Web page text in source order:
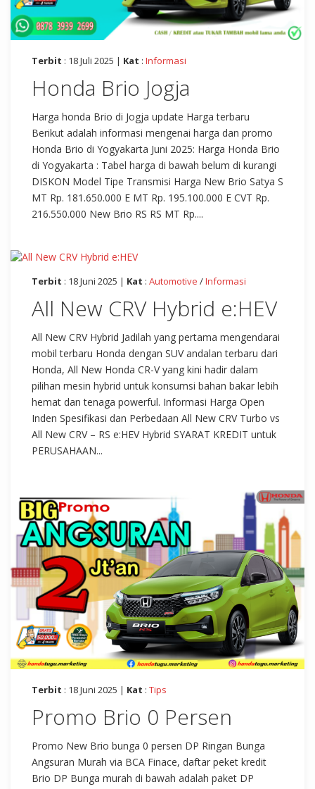
Terbit : 18 Juli 2025 | Kat : Informasi
Honda Brio Jogja
Harga honda Brio di Jogja update Harga terbaru
Berikut adalah informasi mengenai harga dan promo
Honda Brio di Yogyakarta Juni 2025: Harga Honda Brio
di Yogyakarta : Tabel harga di bawah belum di kurangi
DISKON Model Tipe Transmisi Harga New Brio Satya S
MT Rp. 181.650.000 E MT Rp. 195.100.000 E CVT Rp.
216.550.000 New Brio RS RS MT Rp....
Terbit : 18 Juni 2025 | Kat : Automotive /Informasi
All New CRV Hybrid e:HEV
All New CRV Hybrid Jadilah yang pertama mengendarai
mobil terbaru Honda dengan SUV andalan terbaru dari
Honda, All New Honda CR-V yang kini hadir dalam
pilihan mesin hybrid untuk konsumsi bahan bakar lebih
hemat dan tenaga powerful. Informasi Harga Open
Inden Spesifikasi dan Perbedaan All New CRV Turbo vs
All New CRV – RS e:HEV Hybrid SYARAT KREDIT untuk
PERUSAHAAN...
Terbit : 18 Juni 2025 | Kat : Tips
Promo Brio 0 Persen
Promo New Brio bunga 0 persen DP Ringan Bunga
Angsuran Murah via BCA Finace, daftar peket kredit
Brio DP Bunga murah di bawah adalah paket DP